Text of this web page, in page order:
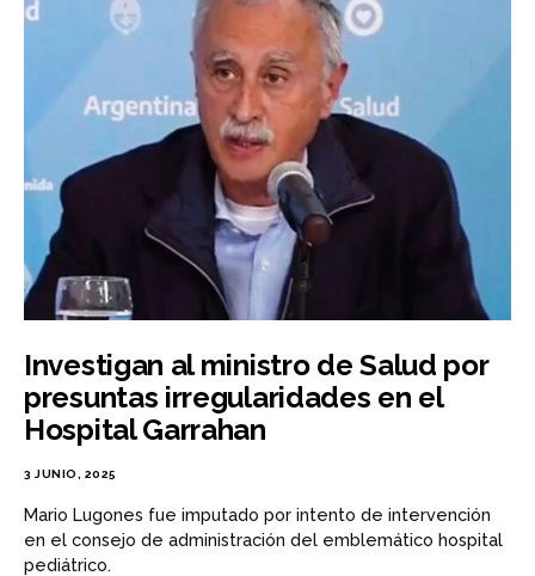
Investigan al ministro de Salud por
presuntas irregularidades en el
Hospital Garrahan
3 JUNIO, 2025
Mario Lugones fue imputado por intento de intervención
en el consejo de administración del emblemático hospital
pediátrico.